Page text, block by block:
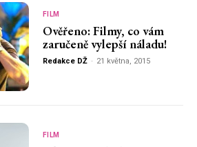
FILM
Ověřeno: Filmy, co vám
zaručeně vylepší náladu!
Redakce DŽ - 21 května, 2015
FILM